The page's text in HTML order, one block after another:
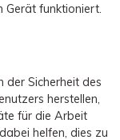
Gerät funktioniert.
der Sicherheit des
herstellen,
für die Arbeit
helfen, dies zu